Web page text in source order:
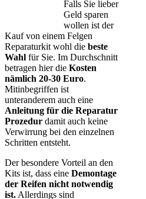
Falls Sie lieber
Geld sparen
wollen ist der
Kauf von einem Felgen
Reparaturkit wohl die beste
Wahl für Sie. Im Durchschnitt
betragen hier die Kosten
nämlich 20-30 Euro.
Mitinbegriffen ist
unteranderem auch eine
Anleitung für die Reparatur
Prozedur damit auch keine
Verwirrung bei den einzelnen
Schritten entsteht.
Der besondere Vorteil an den
Kits ist, dass eine Demontage
der Reifen nicht notwendig
ist. Allerdings sind